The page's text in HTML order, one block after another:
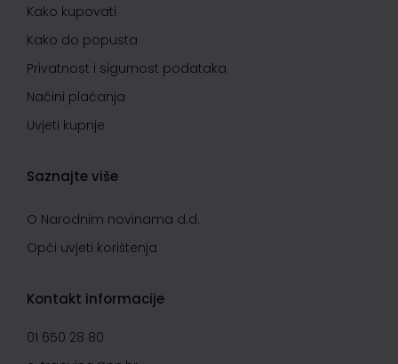
Kako kupovati
Kako do popusta
Privatnost i sigurnost podataka
Načini plaćanja
Uvjeti kupnje
Saznajte više
O Narodnim novinama d.d.
Opći uvjeti korištenja
Kontakt informacije
01 650 28 80